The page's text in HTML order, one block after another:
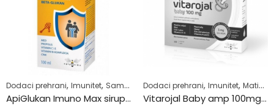
Dodaci prehrani, Imunitet, Samoliječenje ,Vitamini i minerali,Za djecu
ApiGlukan Imuno Max sirup 100ml
Dodaci prehrani, Imunitet, Matična mliječ
Vitarojal Baby amp 100mg a10